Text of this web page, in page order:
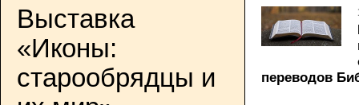
Выставка
«Иконы:
старообрядцы и
переводов